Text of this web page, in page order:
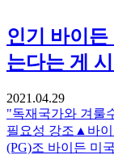
인기
바이
는다는 게
2021.04.29
"독재국가와 겨룰
필요성 강조▲바이
(PG)조 바이든 미